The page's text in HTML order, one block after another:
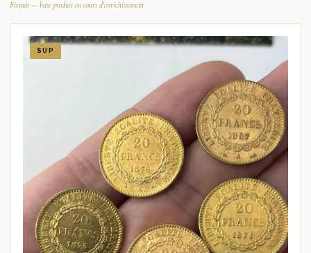
Bientôt — base produit en cours d’enrichissement
SUP